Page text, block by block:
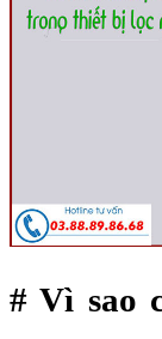
# Vì sao